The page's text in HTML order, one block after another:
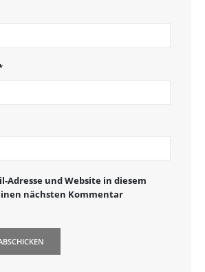
Adresse und Website in diesem
nächsten Kommentar